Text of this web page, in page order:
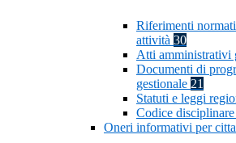
Riferimenti
attività 30
Atti amministrativi
Documenti di
gestionale 21
Statuti e leggi
Codice
Oneri informativi per